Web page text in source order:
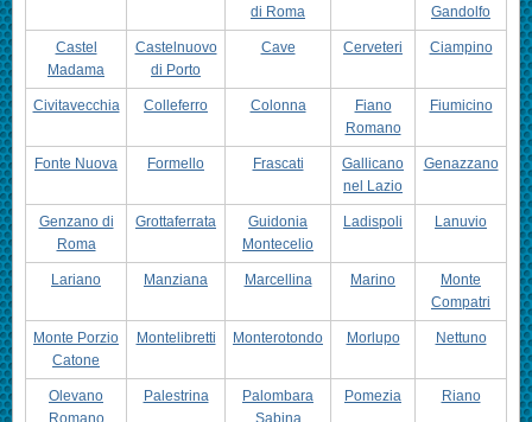
di Roma
Gandolfo
Castel
Madama
Castelnuovo
di Porto
Cave Cerveteri Ciampino
Civitavecchia Colleferro Colonna
Fiano
Romano
Fiumicino
Fonte Nuova Formello Frascati
Gallicano
nel Lazio
Genazzano
Genzano di
Roma
Grottaferrata
Guidonia
Montecelio
Ladispoli Lanuvio
Lariano Manziana Marcellina Marino
Monte
Compatri
Monte Porzio
Catone
Montelibretti Monterotondo Morlupo Nettuno
Olevano
Romano
Palestrina
Palombara
Sabina
Pomezia Riano